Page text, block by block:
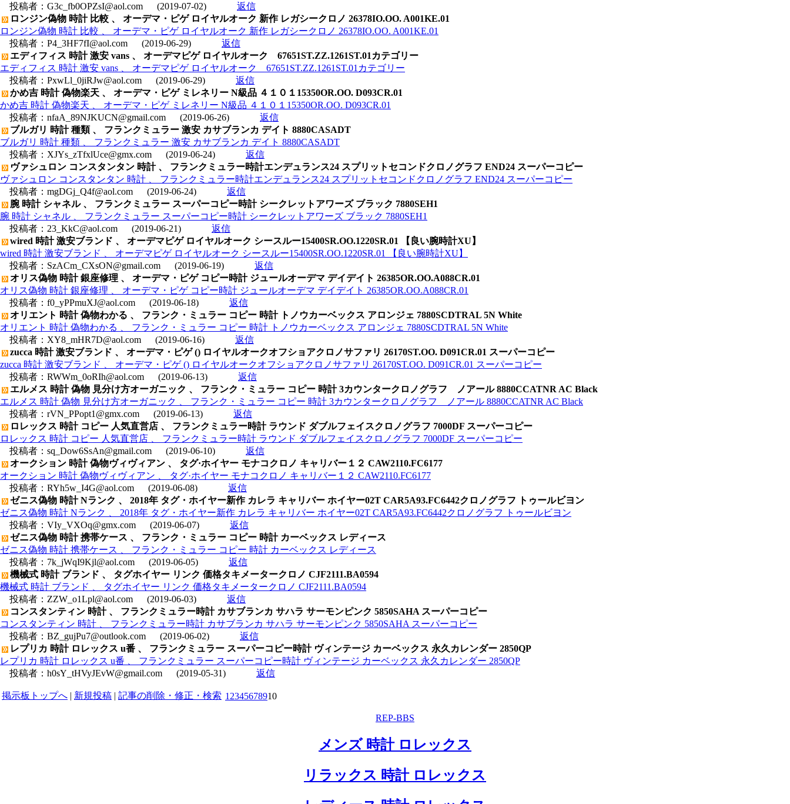
投稿者： G3c_fb0OPZsI@aol.com (2019-07-02)
返信
ロンジン偽物 時計 比較 、 オーデマ・ピゲ ロイヤルオーク 新作 レガシークロノ 26378IO.OO. A001KE.01
ロンジン偽物 時計 比較 、 オーデマ・ピゲ ロイヤルオーク 新作 レガシークロノ 26378IO.OO. A001KE.01
投稿者： P4_3HF7fI@aol.com (2019-06-29)
返信
エディフィス 時計 激安 vans 、 オーデマピゲ ロイヤルオーク 67651ST.ZZ.1261ST.01カテゴリー
エディフィス 時計 激安 vans 、 オーデマピゲ ロイヤルオーク 67651ST.ZZ.1261ST.01カテゴリー
投稿者： PxwLl_0jiRJw@aol.com (2019-06-29)
返信
かめ吉 時計 偽物楽天 、 オーデマ・ピゲ ミレネリー N級品 ４１０１15350OR.OO. D093CR.01
かめ吉 時計 偽物楽天 、 オーデマ・ピゲ ミレネリー N級品 ４１０１15350OR.OO. D093CR.01
投稿者： nfaA_89NJKUCN@gmail.com (2019-06-26)
返信
ブルガリ 時計 種類 、 フランクミュラー 激安 カサブランカ デイト 8880CASADT
ブルガリ 時計 種類 、 フランクミュラー 激安 カサブランカ デイト 8880CASADT
投稿者： XJYs_zTfxlUce@gmx.com (2019-06-24)
返信
ヴァシュロン コンスタンタン 時計 、 フランクミュラー時計エンデュランス24 スプリットセコンドクロノグラフ END24 スーパーコピー
ヴァシュロン コンスタンタン 時計 、 フランクミュラー時計エンデュランス24 スプリットセコンドクロノグラフ END24 スーパーコピー
投稿者： mgDGj_Q4f@aol.com (2019-06-24)
返信
腕 時計 シャネル 、 フランクミュラー スーパーコピー時計 シークレットアワーズ ブラック 7880SEH1
腕 時計 シャネル 、 フランクミュラー スーパーコピー時計 シークレットアワーズ ブラック 7880SEH1
投稿者： 23_KkC@aol.com (2019-06-21)
返信
wired 時計 激安ブランド 、 オーデマピゲ ロイヤルオーク シースルー15400SR.OO.1220SR.01 【良い腕時計XU】
wired 時計 激安ブランド 、 オーデマピゲ ロイヤルオーク シースルー15400SR.OO.1220SR.01 【良い腕時計XU】
投稿者： SzACm_CXsON@gmail.com (2019-06-19)
返信
オリス偽物 時計 銀座修理 、 オーデマ・ピゲ コピー時計 ジュールオーデマ デイデイト 26385OR.OO.A088CR.01
オリス偽物 時計 銀座修理 、 オーデマ・ピゲ コピー時計 ジュールオーデマ デイデイト 26385OR.OO.A088CR.01
投稿者： f0_yPPmuXJ@aol.com (2019-06-18)
返信
オリエント 時計 偽物わかる 、 フランク・ミュラー コピー 時計 トノウカーベックス アロンジェ 7880SCDTRAL 5N White
オリエント 時計 偽物わかる 、 フランク・ミュラー コピー 時計 トノウカーベックス アロンジェ 7880SCDTRAL 5N White
投稿者： XY8_mHR7D@aol.com (2019-06-16)
返信
zucca 時計 激安ブランド 、 オーデマ・ピゲ () ロイヤルオークオフショアクロノサファリ 26170ST.OO. D091CR.01 スーパーコピー
zucca 時計 激安ブランド 、 オーデマ・ピゲ () ロイヤルオークオフショアクロノサファリ 26170ST.OO. D091CR.01 スーパーコピー
投稿者： RWWm_0oRIh@aol.com (2019-06-13)
返信
エルメス 時計 偽物 見分け方オーガニック 、 フランク・ミュラー コピー 時計 3カウンタークロノグラフ ノアール 8880CCATNR AC Black
エルメス 時計 偽物 見分け方オーガニック 、 フランク・ミュラー コピー 時計 3カウンタークロノグラフ ノアール 8880CCATNR AC Black
投稿者： rVN_PPopt1@gmx.com (2019-06-13)
返信
ロレックス 時計 コピー 人気直営店 、 フランクミュラー時計 ラウンド ダブルフェイスクロノグラフ 7000DF スーパーコピー
ロレックス 時計 コピー 人気直営店 、 フランクミュラー時計 ラウンド ダブルフェイスクロノグラフ 7000DF スーパーコピー
投稿者： sq_Dow6SsAn@gmail.com (2019-06-10)
返信
オークション 時計 偽物ヴィヴィアン 、 タグ·ホイヤー モナコクロノ キャリバー１２ CAW2110.FC6177
オークション 時計 偽物ヴィヴィアン 、 タグ·ホイヤー モナコクロノ キャリバー１２ CAW2110.FC6177
投稿者： RYh5w_I4G@aol.com (2019-06-08)
返信
ゼニス偽物 時計 Nランク 、 2018年 タグ・ホイヤー新作 カレラ キャリバー ホイヤー02T CAR5A93.FC6442クロノグラフ トゥールビヨン
ゼニス偽物 時計 Nランク 、 2018年 タグ・ホイヤー新作 カレラ キャリバー ホイヤー02T CAR5A93.FC6442クロノグラフ トゥールビヨン
投稿者： VIy_VXOq@gmx.com (2019-06-07)
返信
ゼニス偽物 時計 携帯ケース 、 フランク・ミュラー コピー 時計 カーベックス レディース
ゼニス偽物 時計 携帯ケース 、 フランク・ミュラー コピー 時計 カーベックス レディース
投稿者： 7k_jWqI9Kjl@aol.com (2019-06-05)
返信
機械式 時計 ブランド 、 タグホイヤー リンク 価格タキメータークロノ CJF2111.BA0594
機械式 時計 ブランド 、 タグホイヤー リンク 価格タキメータークロノ CJF2111.BA0594
投稿者： ZZW_o1Lpl@aol.com (2019-06-03)
返信
コンスタンティン 時計 、 フランクミュラー時計 カサブランカ サハラ サーモンピンク 5850SAHA スーパーコピー
コンスタンティン 時計 、 フランクミュラー時計 カサブランカ サハラ サーモンピンク 5850SAHA スーパーコピー
投稿者： BZ_gujPu7@outlook.com (2019-06-02)
返信
レプリカ 時計 ロレックス u番 、 フランクミュラー スーパーコピー時計 ヴィンテージ カーベックス 永久カレンダー 2850QP
レプリカ 時計 ロレックス u番 、 フランクミュラー スーパーコピー時計 ヴィンテージ カーベックス 永久カレンダー 2850QP
投稿者： h0sY_tHVyJEvW@gmail.com (2019-05-31) 返信
掲示板トップへ | 新規投稿 | 記事の削除・修正・検索 1 2345678910
REP-BBS
メンズ 時計 ロレックス
リラックス 時計 ロレックス